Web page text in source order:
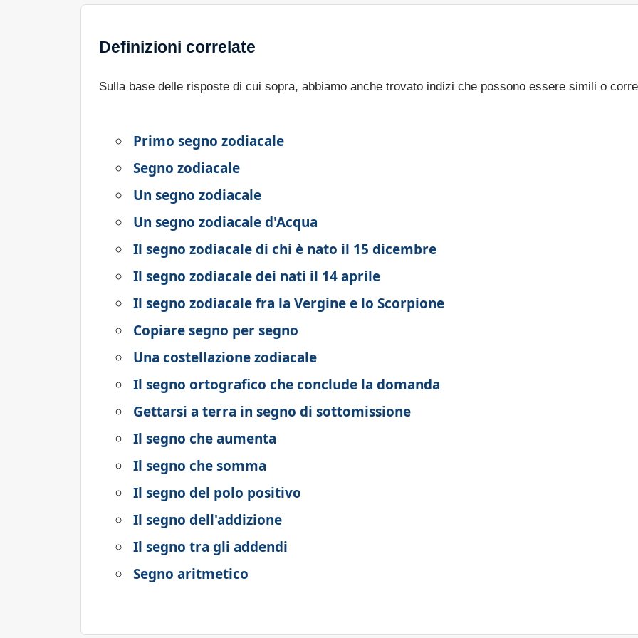
Definizioni correlate
Sulla base delle risposte di cui sopra, abbiamo anche trovato indizi che possono essere simili o
Primo segno zodiacale
Segno zodiacale
Un segno zodiacale
Un segno zodiacale d'Acqua
Il segno zodiacale di chi è nato il 15 dicembre
Il segno zodiacale dei nati il 14 aprile
Il segno zodiacale fra la Vergine e lo Scorpione
Copiare segno per segno
Una costellazione zodiacale
Il segno ortografico che conclude la domanda
Gettarsi a terra in segno di sottomissione
Il segno che aumenta
Il segno che somma
Il segno del polo positivo
Il segno dell'addizione
Il segno tra gli addendi
Segno aritmetico